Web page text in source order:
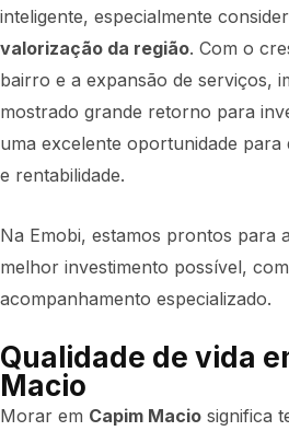
inteligente, especialmente
valorização da região. Com o
bairro e a expansão de serviços,
mostrado grande retorno para
uma excelente oportunidade para
e rentabilidade.
Na Emobi, estamos prontos para
melhor investimento possível,
acompanhamento especializado.
Qualidade de vida
Macio
Morar em Capim Macio significa